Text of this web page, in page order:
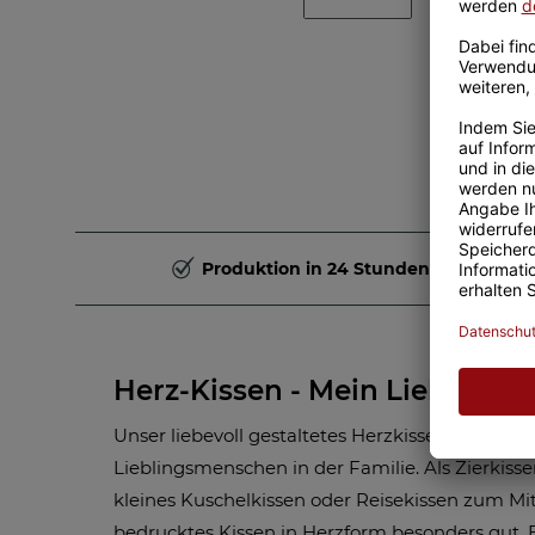
Produktion in 24 Stunden
Herz-Kissen - Mein
Unser liebevoll gestaltetes Herzkissen ist das
Lieblingsmenschen in der Familie. Als
kleines Kuschelkissen oder Reisekissen zum